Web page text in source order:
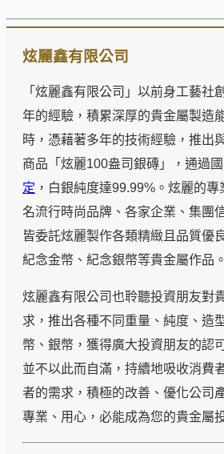
炫麗鑫有限公司
「炫麗鑫有限公司」以前身工藝社
年的經驗，積累深厚的貴金屬製造
時，憑藉著多年的技術經驗，推出
商品「炫麗100盎司銀磚」，通過
定 ，白銀純度達99.99%。炫麗的
名流行時尚品牌、各家企業、集團
皆委託炫麗製作各類精緻且品質優
紀念金幣、紀念銀幣等貴金屬作品。
炫麗鑫有限公司也聆聽投資朋友對
求，推出各種不同重量、純度、造
幣、銀幣，獲得廣大投資朋友的認
並不以此而自滿，持續地吸收消費
者的需求，積極的改善、優化公司
專業、用心，必能成為您的貴金屬